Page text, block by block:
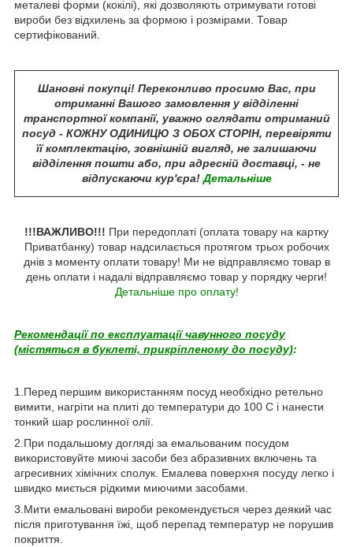
металеві форми (кокілі), які дозволяють отримувати готові
вироби без відхилень за формою і розмірами. Товар
сертифікований.
Шановні покупці! Переконливо просимо Вас, при
отриманні Вашого замовлення у відділенні
транспортної компанії, уважно оглядати отриманий
посуд - КОЖНУ ОДИНИЦЮ З ОБОХ СТОРІН, перевіряти
її комплектацію, зовнішній вигляд, не залишаючи
відділення пошти або, при адресній доставці, - не
відпускаючи кур'єра!Детальніше
!!!ВАЖЛИВО!!! При передоплаті (оплата товару на картку
Приватбанку) товар надсилається протягом трьох робочих
днів з моменту оплати товару! Ми не відправляємо товар в
день оплати і надалі відправляємо товар у порядку черги!
Детальніше про оплату!
Рекомендації по експлуатації чавунного посуду
(містяться в буклеті, прикріпленому до посуду):
1.Перед першим використанням посуд необхідно ретельно
вимити, нагріти на плиті до температури до 100 С і нанести
тонкий шар рослинної олії.
2.При подальшому догляді за емальованим посудом
використовуйте миючі засоби без абразивних включень та
агресивних хімічних сполук. Емалева поверхня посуду легко і
швидко миється рідкими миючими засобами.
3.Мити емальовані вироби рекомендується через деякий час
після приготування їжі, щоб перепад температур не порушив
покриття.